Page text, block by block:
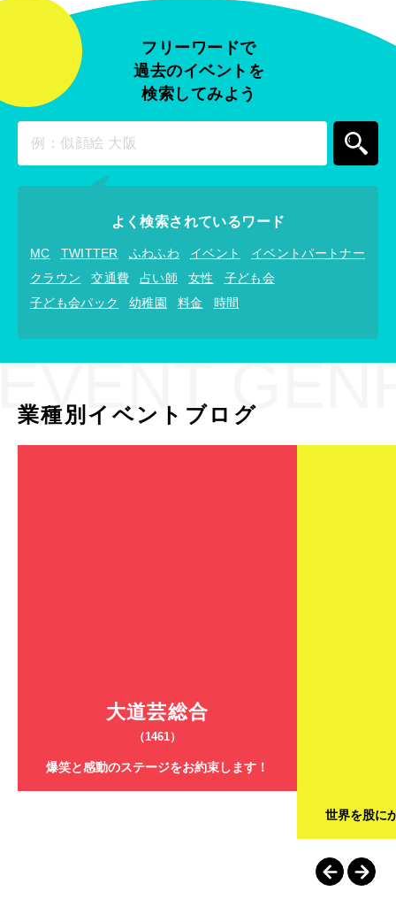
フリーワードで
過去のイベントを
検索してみよう
よく検索されているワード
MC TWITTER ふわふわ イベント
イベントパートナー
クラウン
交通費 占い師 女性
子ども会
子ども会パック
幼稚園 料金 時間
業種別イベントブログ
大道芸総合
（1461）
爆笑と感動のステージをお約束します！
世界を股に